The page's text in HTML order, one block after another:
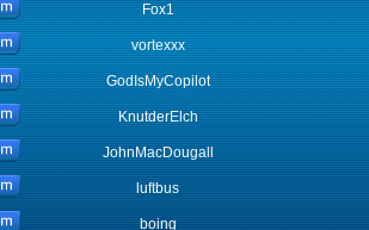
Fox1
vortexxx
GodIsMyCopilot
KnutderElch
JohnMacDougall
luftbus
boing